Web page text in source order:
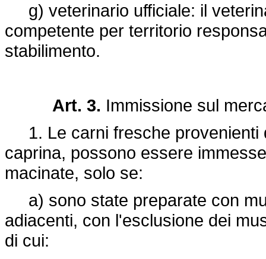
g) veterinario ufficiale: il
competente per territorio
stabilimento.
Art. 3. Immissione sul
1. Le carni fresche provenienti
caprina, possono essere
macinate, solo se:
a) sono state preparate con
adiacenti, con l'esclusione dei
di cui: